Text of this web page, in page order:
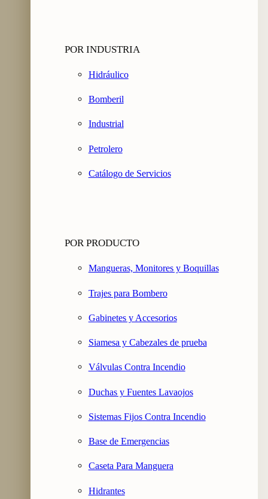
POR INDUSTRIA
Hidráulico
Bomberil
Industrial
Petrolero
Catálogo de Servicios
POR PRODUCTO
Mangueras, Monitores y Boquillas
Trajes para Bombero
Gabinetes y Accesorios
Siamesa y Cabezales de prueba
Válvulas Contra Incendio
Duchas y Fuentes Lavaojos
Sistemas Fijos Contra Incendio
Base de Emergencias
Caseta Para Manguera
Hidrantes